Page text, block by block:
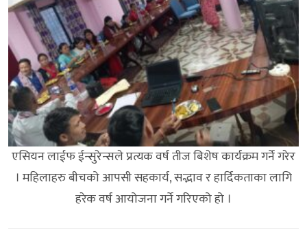
एसियन लाईफ ईन्सुरेन्सले प्रत्यक वर्ष तीज बिशेष कार्यक्रम गर्ने गरेर
। महिलाहरु बीचको आपसी सहकार्य, सद्भाव र हार्दिकताका लागि
हरेक वर्ष आयोजना गर्ने गरिएको हो ।